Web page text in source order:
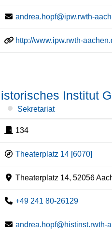
andrea.hopf@ipw.rwth-
http://www.ipw.rwth-
Institut
Sekretariat
134
Theaterplatz 14 [6070]
Theaterplatz 14, 52056
+49 241 80-26129
andrea.hopf@histinst.rwth-